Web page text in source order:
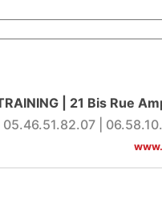
| 21 Bis Rue
05.46.51.82.07 |